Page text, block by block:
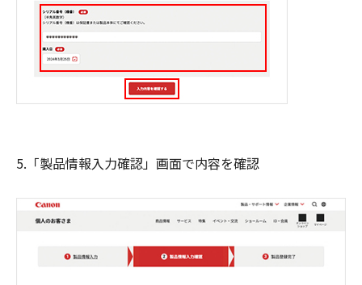
5.「製品情報入力確認」画面で内容を確認